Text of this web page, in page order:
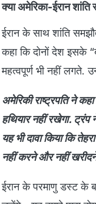
क्या अमेरिका-ईरान
ईरान के साथ शांति
कहा कि दोनों देश इसके
महत्वपूर्ण भी नहीं लगते.
अमेरिकी राष्ट्रपति ने
हथियार नहीं रखेगा. ट्रंप
यह भी दावा किया कि
नहीं करने और नहीं
ईरान के परमाणु डस्ट के